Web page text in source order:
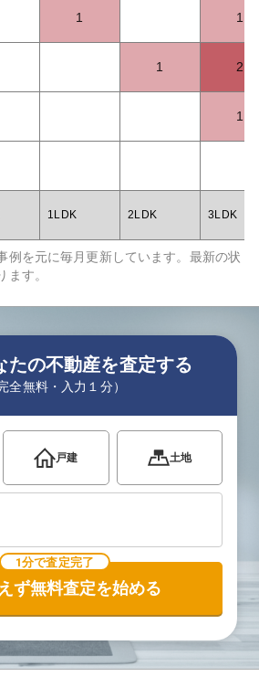
1 1
1 2
1
1LDK 2LDK 3LDK
例を元に毎月更新しています。最新の状
ます。
たの不動産を査定する
完全無料・入力１分）
戸建 土地
1分で査定完了
ず無料査定を始める